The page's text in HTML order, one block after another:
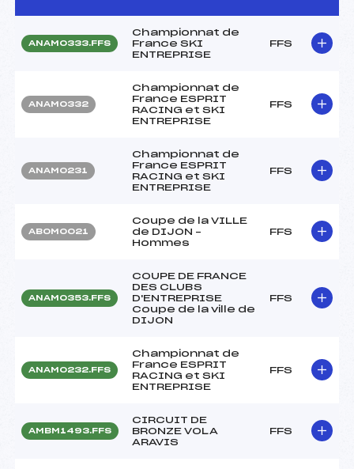
ANAM0333.FFS
Championnat de
France SKI
ENTREPRISE
FFS
ANAM0332
Championnat de
France ESPRIT
RACING et SKI
ENTREPRISE
FFS
ANAM0231
Championnat de
France ESPRIT
RACING et SKI
ENTREPRISE
FFS
ABOM0021
Coupe de la VILLE
de DIJON –
Hommes
FFS
ANAM0353.FFS
COUPE DE FRANCE
DES CLUBS
D'ENTREPRISE
Coupe de la ville de
DIJON
FFS
ANAM0232.FFS
Championnat de
France ESPRIT
RACING et SKI
ENTREPRISE
FFS
AMBM1493.FFS
CIRCUIT DE
BRONZE VOLA
ARAVIS
FFS